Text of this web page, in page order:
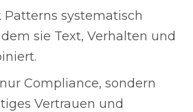
Patterns systematisch
sie Text, Verhalten und
Compliance, sondern
Vertrauen und